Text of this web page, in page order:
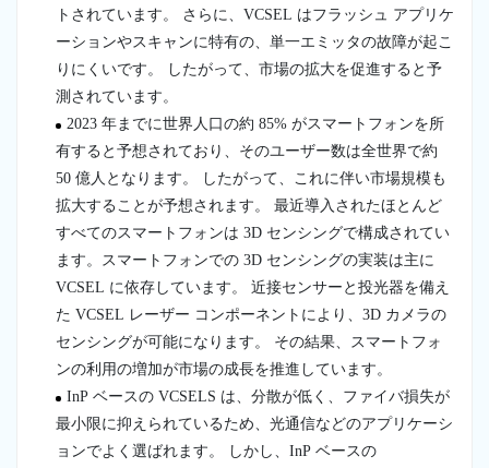
トされています。 さらに、VCSEL はフラッシュ アプリケ
ーションやスキャンに特有の、単一エミッタの故障が起こ
りにくいです。 したがって、市場の拡大を促進すると予
測されています。
2023 年までに世界人口の約 85% がスマートフォンを所
有すると予想されており、そのユーザー数は全世界で約
50 億人となります。 したがって、これに伴い市場規模も
拡大することが予想されます。 最近導入されたほとんど
すべてのスマートフォンは 3D センシングで構成されてい
ます。スマートフォンでの 3D センシングの実装は主に
VCSEL に依存しています。 近接センサーと投光器を備え
た VCSEL レーザー コンポーネントにより、3D カメラの
センシングが可能になります。 その結果、スマートフォ
ンの利用の増加が市場の成長を推進しています。
InP ベースの VCSELS は、分散が低く、ファイバ損失が
最小限に抑えられているため、光通信などのアプリケーシ
ョンでよく選ばれます。 しかし、InP ベースの